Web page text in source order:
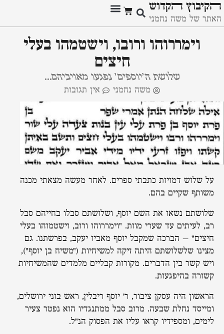
ﬣקיבוץ ﬣקדוש
האתר של משה נחמני
וימררוהו ורובו, וישטמהו בעלי
חיצים
שלושת ה'יוספים' נפגעו מאויביהם...
משה נחמני אין תגובות
על שלוש דמויות כתבתי ספרים. לאחר מעשה מצאתי מכנה
משותף שקיים בהם.
שלושתם נשאו את השם יוסף, ושלושתם סבלו בחייהם סבל
רב, לעיתים עד שערי מוות. "וימררוהו ורוב, וישטמוהו בעלי
חיצים" – הברכה שמקבל יוסף מאביו יעקב, בפרשתנו. גם
מצינו שלשלושתם היתה זיקה למשיחיות ("משיח בן יוסף"),
ויש קשר בין הדברים. מקורות קבליים מלמדים שהמשיחיות
קשורה בהיפגעות.
הראשון היה עסקן ציבור, ר' יוסף ריבלין, ראש בוני ירושלים,
ומייסד נחלת שבעה. מרוב סבל ממתנגדיו הוא נפטר צעיר
לימים, ומספידיו קראו עליו את הפסוק הנ"ל.